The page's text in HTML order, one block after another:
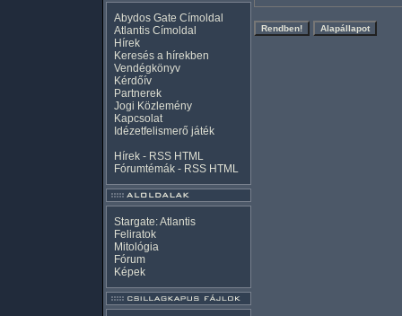
Abydos Gate Címoldal
Atlantis Címoldal
Hírek
Keresés a hírekben
Vendégkönyv
Kérdőív
Partnerek
Jogi Közlemény
Kapcsolat
Idézetfelismerő játék
Hírek - RSS HTML
Fórumtémák - RSS HTML
Stargate: Atlantis
Feliratok
Mitológia
Fórum
Képek